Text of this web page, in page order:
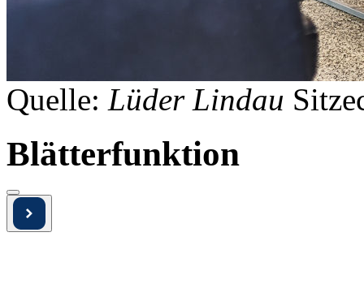
Quelle: Lüder Lindau
Blätterfunktion